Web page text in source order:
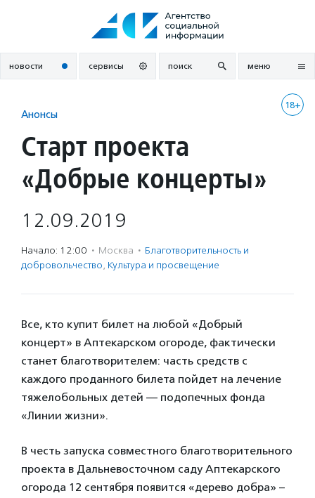
новости сервисы поиск меню
18+
Анонсы
Старт проекта
«Добрые концерты»
12.09.2019
Начало: 12:00 · Москва · Благотвори­тель­ность и
доброволь­чест­во, Культура и просвещение
Все, кто купит билет на любой «Добрый
концерт» в Аптекарском огороде, фактически
станет благотворителем: часть средств с
каждого проданного билета пойдет на лечение
тяжелобольных детей — подопечных фонда
«Линии жизни».
В честь запуска совместного благотворительного
проекта в Дальневосточном саду Аптекарского
огорода 12 сентября появится «дерево добра» –